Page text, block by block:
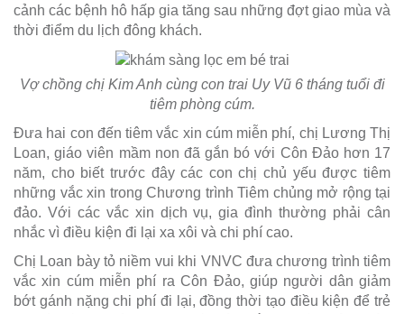
cảnh các bệnh hô hấp gia tăng sau những đợt giao mùa và
thời điểm du lịch đông khách.
Vợ chồng chị Kim Anh cùng con trai Uy Vũ 6 tháng tuổi đi
tiêm phòng cúm.
Đưa hai con đến tiêm vắc xin cúm miễn phí, chị Lương Thị
Loan, giáo viên mầm non đã gắn bó với Côn Đảo hơn 17
năm, cho biết trước đây các con chị chủ yếu được tiêm
những vắc xin trong Chương trình Tiêm chủng mở rộng tại
đảo. Với các vắc xin dịch vụ, gia đình thường phải cân
nhắc vì điều kiện đi lại xa xôi và chi phí cao.
Chị Loan bày tỏ niềm vui khi VNVC đưa chương trình tiêm
vắc xin cúm miễn phí ra Côn Đảo, giúp người dân giảm
bớt gánh nặng chi phí đi lại, đồng thời tạo điều kiện để trẻ